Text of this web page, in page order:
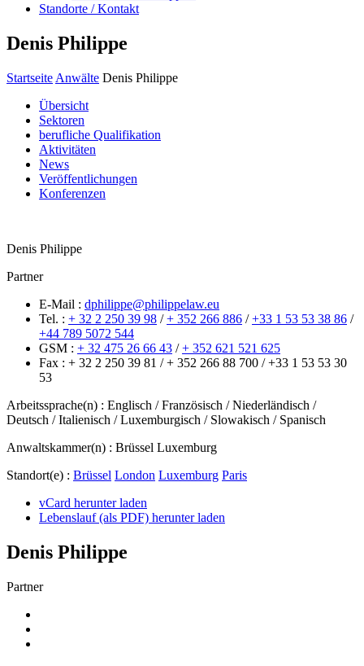
Standorte / Kontakt
Denis Philippe
Startseite Anwälte Denis Philippe
Übersicht
Sektoren
berufliche Qualifikation
Aktivitäten
News
Veröffentlichungen
Konferenzen
Denis Philippe
Partner
E-Mail : dphilippe@philippelaw.eu
Tel. : + 32 2 250 39 98 /+ 352 266 886 /+33 1 53 53 38 86 /
+44 789 5072 544
GSM : + 32 475 26 66 43 /+ 352 621 521 625
Fax : + 32 2 250 39 81 /+ 352 266 88 700 /+33 1 53 53 30
53
Arbeitssprache(n) : Englisch / Französisch / Niederländisch /
Deutsch / Italienisch / Luxemburgisch / Slowakisch / Spanisch
Anwaltskammer(n) : Brüssel Luxemburg
Standort(e) : Brüssel London Luxemburg Paris
vCard herunter laden
Lebenslauf (als PDF) herunter laden
Denis Philippe
Partner